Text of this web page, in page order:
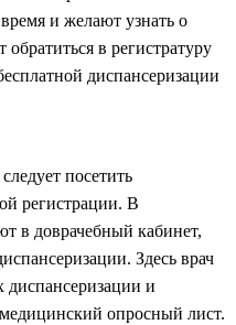
и желают узнать о
обратиться в регистратуру
диспансеризации
посетить
регистрации. В
в доврачебный кабинет,
Здесь врач
диспансеризации и
опросный лист.